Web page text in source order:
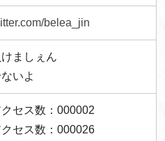
belea_jin
ましぇん
いよ
セス数：000002
セス数：000026